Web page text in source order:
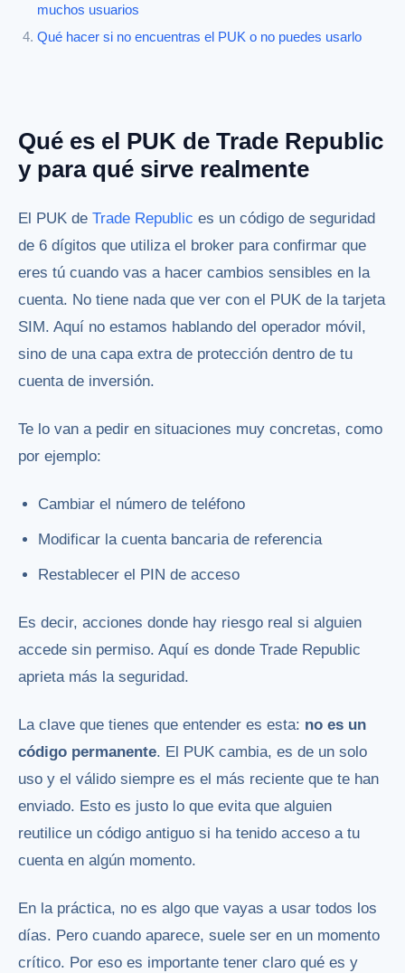
muchos usuarios
Qué hacer si no encuentras el PUK o no puedes usarlo
Qué es el PUK de Trade Republic
y para qué sirve realmente
El PUK de Trade Republic es un código de seguridad
de 6 dígitos que utiliza el broker para confirmar que
eres tú cuando vas a hacer cambios sensibles en la
cuenta. No tiene nada que ver con el PUK de la tarjeta
SIM. Aquí no estamos hablando del operador móvil,
sino de una capa extra de protección dentro de tu
cuenta de inversión.
Te lo van a pedir en situaciones muy concretas, como
por ejemplo:
Cambiar el número de teléfono
Modificar la cuenta bancaria de referencia
Restablecer el PIN de acceso
Es decir, acciones donde hay riesgo real si alguien
accede sin permiso. Aquí es donde Trade Republic
aprieta más la seguridad.
La clave que tienes que entender es esta: no es un
código permanente. El PUK cambia, es de un solo
uso y el válido siempre es el más reciente que te han
enviado. Esto es justo lo que evita que alguien
reutilice un código antiguo si ha tenido acceso a tu
cuenta en algún momento.
En la práctica, no es algo que vayas a usar todos los
días. Pero cuando aparece, suele ser en un momento
crítico. Por eso es importante tener claro qué es y